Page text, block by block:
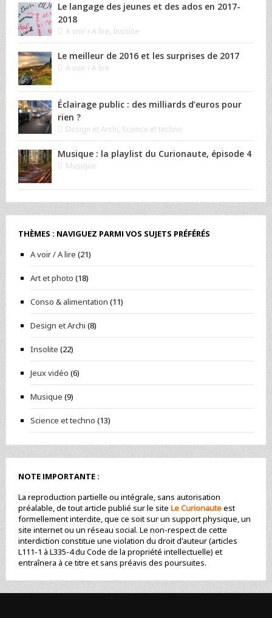
Le langage des jeunes et des ados en 2017-
2018
A voir / A lire, Insolite
Le meilleur de 2016 et les surprises de 2017
A voir / A lire
Éclairage public : des milliards d’euros pour
rien ?
Design et Archi, Science et techno
Musique : la playlist du Curionaute, épisode 4
Musique
THÈMES : NAVIGUEZ PARMI VOS SUJETS PRÉFÉRÉS
A voir / A lire (21)
Art et photo (18)
Conso & alimentation (11)
Design et Archi (8)
Insolite (22)
Jeux vidéo (6)
Musique (9)
Science et techno (13)
NOTE IMPORTANTE :
La reproduction partielle ou intégrale, sans autorisation
préalable, de tout article publié sur le site Le Curionauteest
formellement interdite, que ce soit sur un support physique, un
site internet ou un réseau social. Le non-respect de cette
interdiction constitue une violation du droit d'auteur (articles
L111-1 à L335-4 du Code de la propriété intellectuelle) et
entraînera à ce titre et sans préavis des poursuites.